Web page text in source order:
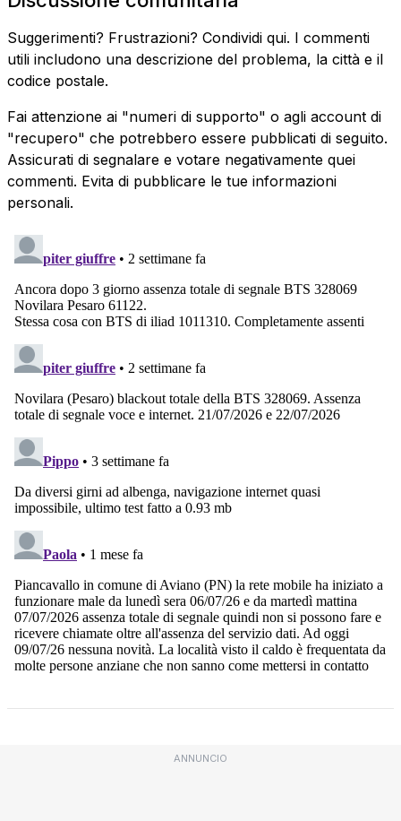
Suggerimenti? Frustrazioni? Condividi qui. I commenti
utili includono una descrizione del problema, la città e il
codice postale.
Fai attenzione ai "numeri di supporto" o agli account di
"recupero" che potrebbero essere pubblicati di seguito.
Assicurati di segnalare e votare negativamente quei
commenti. Evita di pubblicare le tue informazioni
personali.
ANNUNCIO